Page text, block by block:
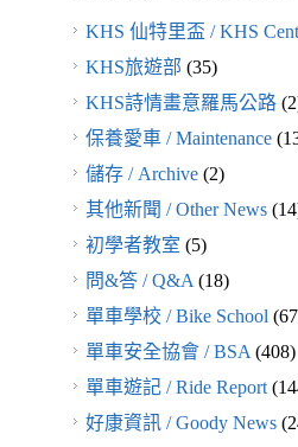
KHS 仙特里盃 / KHS
KHS旅遊部 (35)
KHS詩情畫意羅馬公路
保養愛車 / Maintenance
儲存 / Archive(2)
其他新聞 / Other News
初學者教室 (5)
問&答 / Q&A(18)
單車學校 / Bike School
單車安全協會 / BSA(408)
單車遊記 / Ride Report
好康資訊 / Goody News